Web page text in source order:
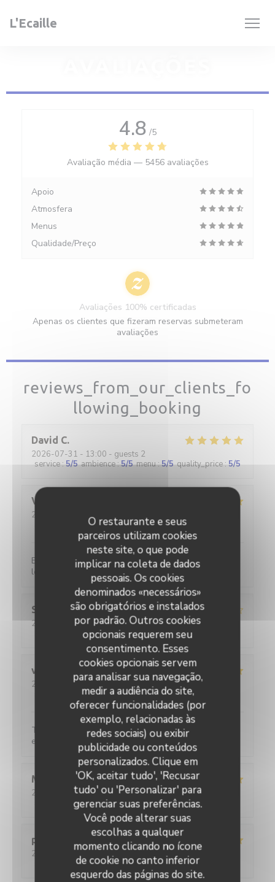
O restaurante e seus
parceiros utilizam cookies
neste site, o que pode
implicar na coleta de dados
pessoais. Os cookies
denominados «necessários»
são obrigatórios e instalados
por padrão. Outros cookies
opcionais requerem seu
consentimento. Esses
cookies opcionais servem
para analisar sua navegação,
medir a audiência do site,
oferecer funcionalidades (por
exemplo, relacionadas às
redes sociais) ou exibir
publicidade ou conteúdos
personalizados. Clique em
'OK, aceitar tudo', 'Recusar
tudo' ou 'Personalizar' para
gerenciar suas preferências.
Você pode alterar suas
escolhas a qualquer
momento clicando no ícone
de cookie no canto inferior
esquerdo das páginas do site.
L'Ecaille
reviews_from_our_clients_fo
llowing_booking
David C
2026-07-31 - 13:00 - guests 2
service:5/5 ambience:5/5 menu:5/5 quality_price:5/5
Valerie
2026-08-01
- 20:00 - guests 4
ambience:5/5 menu :5/5 quality_price
Excellent restaurant Très chaleureux très classe et
les prix restent corrects Je recommande
Sebastien C
2026-07-31- 20:00 - guests 2
ambience:4 /5 menu: 5/5 quality_price
viviane
2026-07-31 - 20:15 - guests 2
ambience :5/5 menu: 5/5 quality_price
Toujours aussi satisfaite, c'est très bon et le service
est parfait.
Martine
2026-08-02- 12:30 - guests 2
/5 ambience: 5/5 menu:5/5 quality_price
pascal
2026-07-30- 12:00 - guests 2
/5 ambience: 4/5 menu:5/5 quality_price
4.8 /5
Avaliação média — 5456 avaliações
Apoio
Atmosfera
Menus
Qualidade/Preço
Avaliações 100% certificadas
Apenas os clientes que fizeram reservas submeteram
avaliações
L'Ecaille